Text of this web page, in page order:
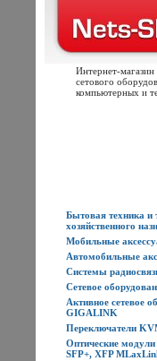
Интернет-магазин
сетового
компьютерных и
Бытовая техника и
хозяйственного
Мобильные
Автомобильные
Системы
Сетевое
Активное сетевое
GIGALINK
Переключатели
Оптические
SFP+, XFP